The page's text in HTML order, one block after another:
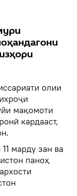
олии
мақомоти
кардааст,
марду зан ва
паноҳ